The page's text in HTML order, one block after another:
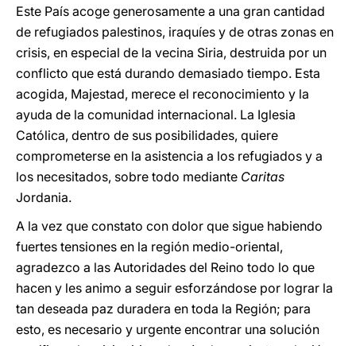
Este País acoge generosamente a una gran cantidad
de refugiados palestinos, iraquíes y de otras zonas en
crisis, en especial de la vecina Siria, destruida por un
conflicto que está durando demasiado tiempo. Esta
acogida, Majestad, merece el reconocimiento y la
ayuda de la comunidad internacional. La Iglesia
Católica, dentro de sus posibilidades, quiere
comprometerse en la asistencia a los refugiados y a
los necesitados, sobre todo mediante Caritas
Jordania.
A la vez que constato con dolor que sigue habiendo
fuertes tensiones en la región medio-oriental,
agradezco a las Autoridades del Reino todo lo que
hacen y les animo a seguir esforzándose por lograr la
tan deseada paz duradera en toda la Región; para
esto, es necesario y urgente encontrar una solución